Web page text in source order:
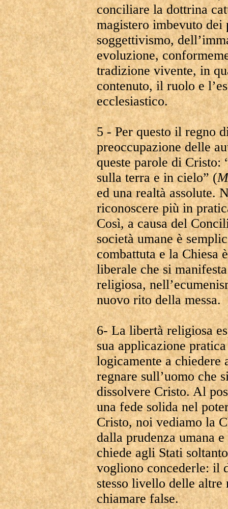
conciliare la dottrina
magistero imbevuto
soggettivismo,
evoluzione,
tradizione vivente, in
contenuto, il ruolo e
ecclesiastico.
5 - Per questo il regno
preoccupazione delle
queste parole di Cristo:
sulla terra e in cielo” (
ed una realtà assolute.
riconoscere più in
Così, a causa del
società umane è
combattuta e la Chiesa
liberale che si
religiosa,
nuovo rito della messa.
6- La libertà religiosa
sua applicazione
logicamente a
regnare sull’uomo che
dissolvere Cristo. Al
una fede solida nel
Cristo, noi vediamo la
dalla prudenza umana
chiede agli Stati
vogliono concederle: il
stesso livello delle altre
chiamare false.